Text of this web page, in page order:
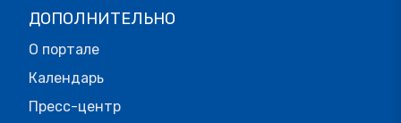
ДОПОЛНИТЕЛЬНО
О портале
Календарь
Пресс-центр